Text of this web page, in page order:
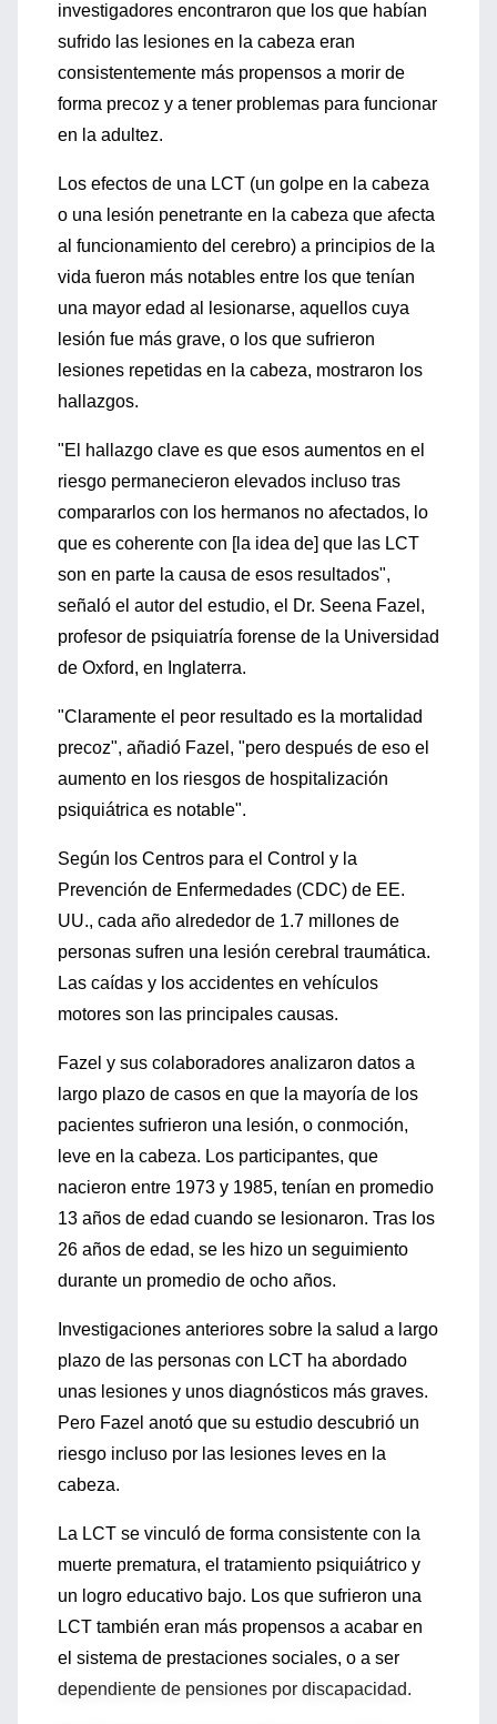
investigadores encontraron que los que habían
sufrido las lesiones en la cabeza eran
consistentemente más propensos a morir de
forma precoz y a tener problemas para funcionar
en la adultez.
Los efectos de una LCT (un golpe en la cabeza
o una lesión penetrante en la cabeza que afecta
al funcionamiento del cerebro) a principios de la
vida fueron más notables entre los que tenían
una mayor edad al lesionarse, aquellos cuya
lesión fue más grave, o los que sufrieron
lesiones repetidas en la cabeza, mostraron los
hallazgos.
"El hallazgo clave es que esos aumentos en el
riesgo permanecieron elevados incluso tras
compararlos con los hermanos no afectados, lo
que es coherente con [la idea de] que las LCT
son en parte la causa de esos resultados",
señaló el autor del estudio, el Dr. Seena Fazel,
profesor de psiquiatría forense de la Universidad
de Oxford, en Inglaterra.
"Claramente el peor resultado es la mortalidad
precoz", añadió Fazel, "pero después de eso el
aumento en los riesgos de hospitalización
psiquiátrica es notable".
Según los Centros para el Control y la
Prevención de Enfermedades (CDC) de EE.
UU., cada año alrededor de 1.7 millones de
personas sufren una lesión cerebral traumática.
Las caídas y los accidentes en vehículos
motores son las principales causas.
Fazel y sus colaboradores analizaron datos a
largo plazo de casos en que la mayoría de los
pacientes sufrieron una lesión, o conmoción,
leve en la cabeza. Los participantes, que
nacieron entre 1973 y 1985, tenían en promedio
13 años de edad cuando se lesionaron. Tras los
26 años de edad, se les hizo un seguimiento
durante un promedio de ocho años.
Investigaciones anteriores sobre la salud a largo
plazo de las personas con LCT ha abordado
unas lesiones y unos diagnósticos más graves.
Pero Fazel anotó que su estudio descubrió un
riesgo incluso por las lesiones leves en la
cabeza.
La LCT se vinculó de forma consistente con la
muerte prematura, el tratamiento psiquiátrico y
un logro educativo bajo. Los que sufrieron una
LCT también eran más propensos a acabar en
el sistema de prestaciones sociales, o a ser
dependiente de pensiones por discapacidad.